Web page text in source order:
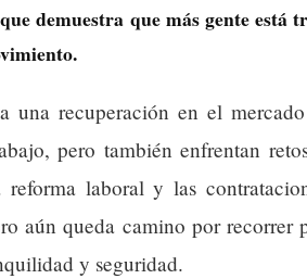
demuestra que más gente está
una recuperación en el
pero también enfrentan
laboral y las
aún queda camino por recorrer
y seguridad.